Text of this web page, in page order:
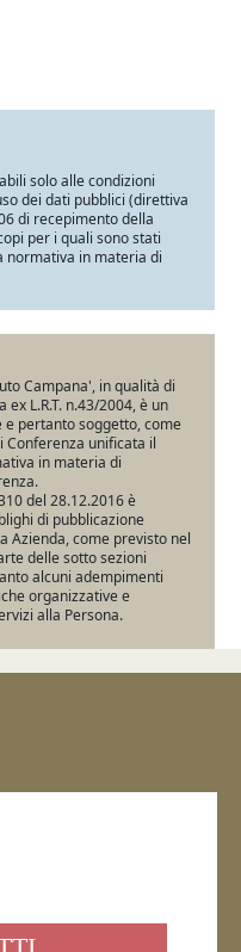
solo alle condizioni
dei dati pubblici (direttiva
di recepimento della
per i quali sono stati
normativa in materia di
Campana', in qualità di
L.R.T. n.43/2004, è un
pertanto soggetto, come
Conferenza unificata il
in materia di
del 28.12.2016 è
di pubblicazione
Azienda, come previsto nel
delle sotto sezioni
alcuni adempimenti
organizzative e
alla Persona.